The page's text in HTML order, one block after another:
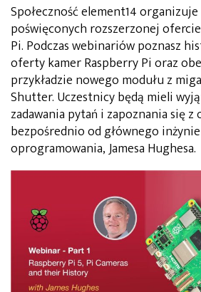
Społeczność element14
poświęconych rozszerzonej
Pi. Podczas webinariów poznasz
oferty kamer Raspberry Pi oraz
przykładzie nowego modułu z
Shutter. Uczestnicy będą mieli
zadawania pytań i zapoznania się
bezpośrednio od głównego
oprogramowania, Jamesa Hughesa.